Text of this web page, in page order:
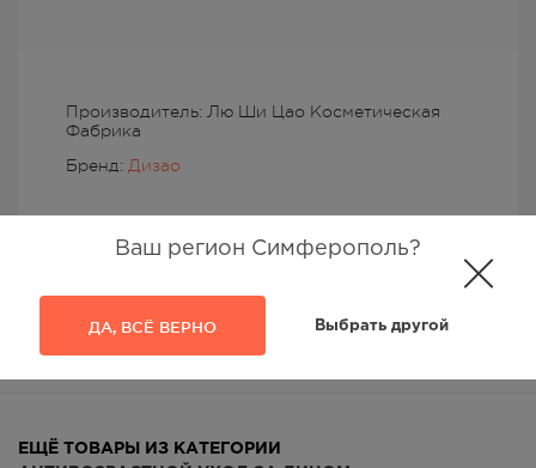
Ваш регион Симферополь?
ДА, ВСЁ ВЕРНО Выбрать другой
Производитель: Лю Ши Цао Косметическая
Фабрика
Бренд: Дизао
Аналоги
ЕЩЁ ТОВАРЫ ИЗ КАТЕГОРИИ